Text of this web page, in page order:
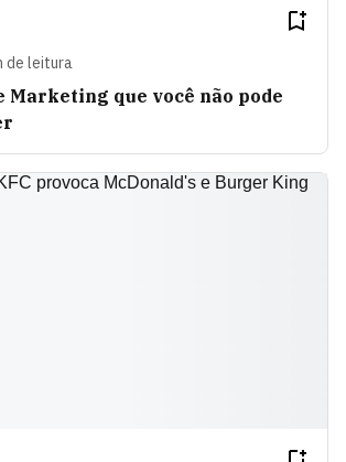
de leitura
Marketing que você não pode